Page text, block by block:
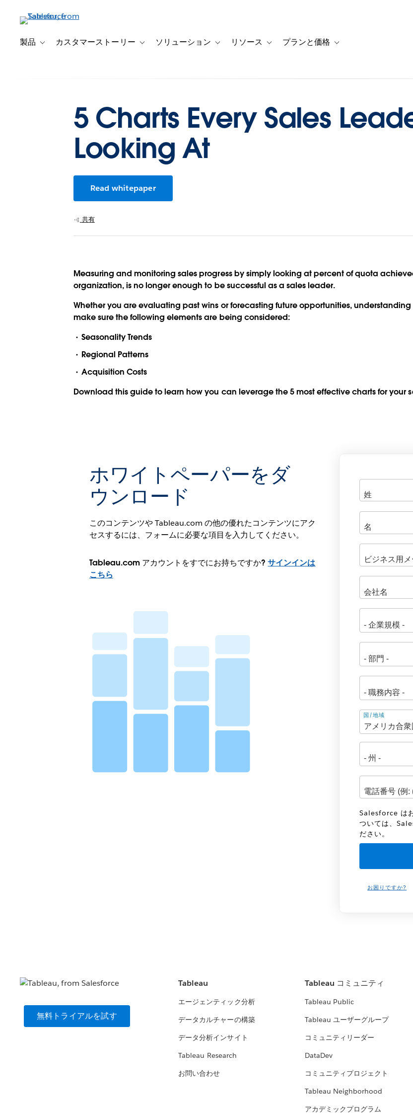
製品 Toggle sub-navigation for 製品
カスタマーストーリー Toggle sub-navigation for カスタマーストーリー
ソリューション Toggle sub-navigation for ソリューション
リソース Toggle sub-navigation for リソース
プランと価格 Toggle sub-navigation for
5 Charts Every Sales
Looking At
Read whitepaper
共有
Measuring and monitoring sales progress by simply looking at percent of quota
organization, is no longer enough to be successful as a sales leader.
Whether you are evaluating past wins or forecasting future opportunities,
make sure the following elements are being considered:
Seasonality Trends
Regional Patterns
Acquisition Costs
Download this guide to learn how you can leverage the 5 most effective charts for your
ホワイトペーパーをダ
ウンロード
このコンテンツや Tableau.com の他の優れたコンテンツにアク
セスするには、フォームに必要な項目を入力してください。
Tableau.com アカウントをすでにお持ちですか?サインインは
こちら
住
所
国/地域
Salesforce は
ついては、
ださい。
お困りですか?
無料トライアルを試す
Tableau
エージェンティック分析
データカルチャーの構築
データ分析インサイト
Tableau Research
お問い合わせ
Tableau コミュニティ
Tableau Public
Tableau ユーザーグループ
コミュニティリーダー
DataDev
コミュニティプロジェクト
Tableau Neighborhood
アカデミックプログラム